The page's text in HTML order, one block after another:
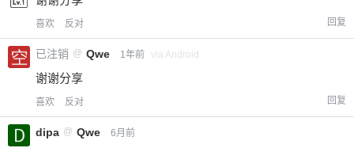
喜欢 反对 回复
已注销 @ Qwe 1年前 via Android
谢谢分享
喜欢 反对 回复
dipa @ Qwe 6月前